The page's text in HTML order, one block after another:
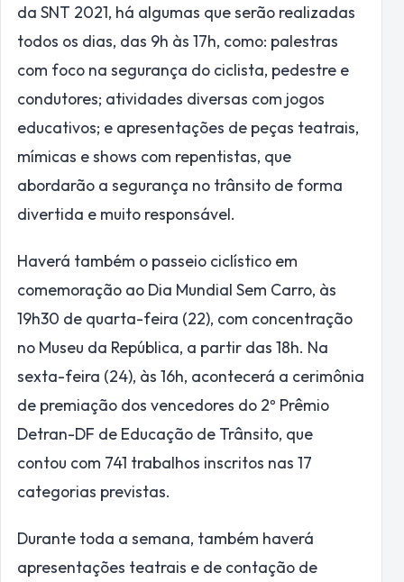
da SNT 2021, há algumas que serão realizadas
todos os dias, das 9h às 17h, como: palestras
com foco na segurança do ciclista, pedestre e
condutores; atividades diversas com jogos
educativos; e apresentações de peças teatrais,
mímicas e shows com repentistas, que
abordarão a segurança no trânsito de forma
divertida e muito responsável.
Haverá também o passeio ciclístico em
comemoração ao Dia Mundial Sem Carro, às
19h30 de quarta-feira (22), com concentração
no Museu da República, a partir das 18h. Na
sexta-feira (24), às 16h, acontecerá a cerimônia
de premiação dos vencedores do 2º Prêmio
Detran-DF de Educação de Trânsito, que
contou com 741 trabalhos inscritos nas 17
categorias previstas.
Durante toda a semana, também haverá
apresentações teatrais e de contação de